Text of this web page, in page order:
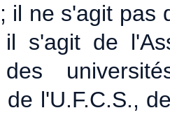
il ne s'agit pas
s'agit de
de l'U.F.C.S.,